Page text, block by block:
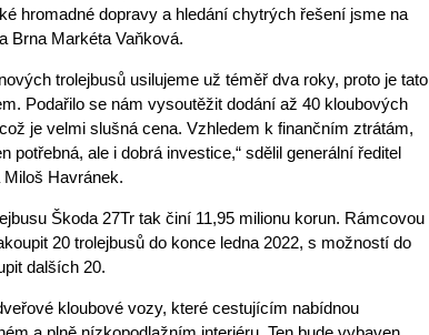
hromadné dopravy a hledání chytrých řešení jsme na
Brna Markéta Vaňková.
trolejbusů usilujeme už téměř dva roky, proto je tato
Podařilo se nám vysoutěžit dodání až 40 kloubových
je velmi slušná cena. Vzhledem k finančním ztrátám,
potřebná, ale i dobrá investice,“ sdělil generální ředitel
Havránek.
Škoda 27Tr tak činí 11,95 milionu korun. Rámcovou
20 trolejbusů do konce ledna 2022, s možností do
dalších 20.
kloubové vozy, které cestujícím nabídnou